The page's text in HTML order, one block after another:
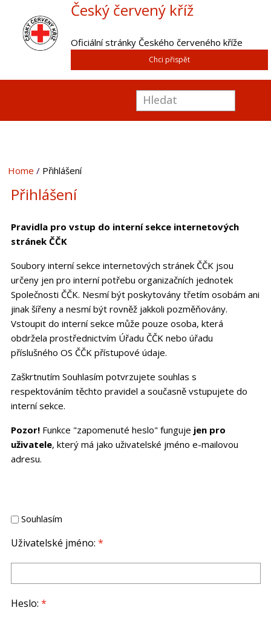
Český červený kříž
Oficiální stránky Českého červeného kříže
Chci přispět
Home Přihlášení
Přihlášení
Pravidla pro vstup do interní sekce internetových
stránek ČČK
Soubory interní sekce internetových stránek ČČK jsou
určeny jen pro interní potřebu organizačních jednotek
Společnosti ČČK. Nesmí být poskytovány třetím osobám ani
jinak šířeny a nesmí být rovněž jakkoli pozměňovány.
Vstoupit do interní sekce může pouze osoba, která
obdržela prostřednictvím Úřadu ČČK nebo úřadu
příslušného OS ČČK přístupové údaje.
Zaškrtnutím Souhlasím potvrzujete souhlas s
respektováním těchto pravidel a současně vstupujete do
interní sekce.
Pozor!Funkce "zapomenuté heslo" funguje jen pro
uživatele, který má jako uživatelské jméno e-mailovou
adresu.
Souhlasím
Uživatelské jméno: *
Heslo: *